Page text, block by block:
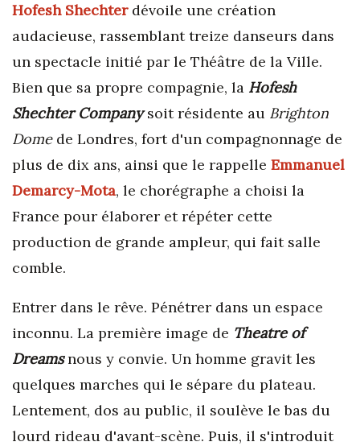
Hofesh Shechterdévoile une création
audacieuse, rassemblant treize danseurs dans
un spectacle initié par le Théâtre de la Ville.
Bien que sa propre compagnie, la Hofesh
Shechter Companysoit résidente au Brighton
Domede Londres, fort d'un compagnonnage de
plus de dix ans, ainsi que le rappelle Emmanuel
Demarcy-Mota, le chorégraphe a choisi la
France pour élaborer et répéter cette
production de grande ampleur, qui fait salle
comble.
Entrer dans le rêve. Pénétrer dans un espace
inconnu. La première image de Theatre of
Dreamsnous y convie. Un homme gravit les
quelques marches qui le sépare du plateau.
Lentement, dos au public, il soulève le bas du
lourd rideau d'avant-scène. Puis, il s'introduit